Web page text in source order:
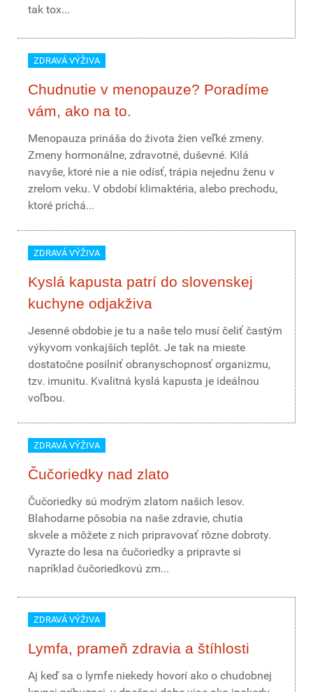
tak tox...
ZDRAVÁ VÝŽIVA
Chudnutie v menopauze? Poradíme
vám, ako na to.
Menopauza prináša do života žien veľké zmeny.
Zmeny hormonálne, zdravotné, duševné. Kilá
navyše, ktoré nie a nie odísť, trápia nejednu ženu v
zrelom veku. V období klimaktéria, alebo prechodu,
ktoré prichá...
ZDRAVÁ VÝŽIVA
Kyslá kapusta patrí do slovenskej
kuchyne odjakživa
Jesenné obdobie je tu a naše telo musí čeliť častým
výkyvom vonkajších teplôt. Je tak na mieste
dostatočne posilniť obranyschopnosť organizmu,
tzv. imunitu. Kvalitná kyslá kapusta je ideálnou
voľbou.
ZDRAVÁ VÝŽIVA
Čučoriedky nad zlato
Čučoriedky sú modrým zlatom našich lesov.
Blahodarne pôsobia na naše zdravie, chutia
skvele a môžete z nich pripravovať rôzne dobroty.
Vyrazte do lesa na čučoriedky a pripravte si
napríklad čučoriedkovú zm...
ZDRAVÁ VÝŽIVA
Lymfa, prameň zdravia a štíhlosti
Aj keď sa o lymfe niekedy hovorí ako o chudobnej